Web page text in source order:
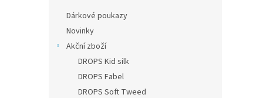
Dárkové poukazy
Novinky
Akční zboží
DROPS Kid silk
DROPS Fabel
DROPS Soft Tweed